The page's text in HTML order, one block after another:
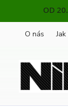
OD
O nás